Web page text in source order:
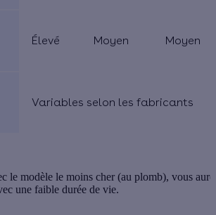
Élevé Moyen Moyen
Variables selon les fabricants
le modèle le moins cher (au plomb), vous
une faible durée de vie.